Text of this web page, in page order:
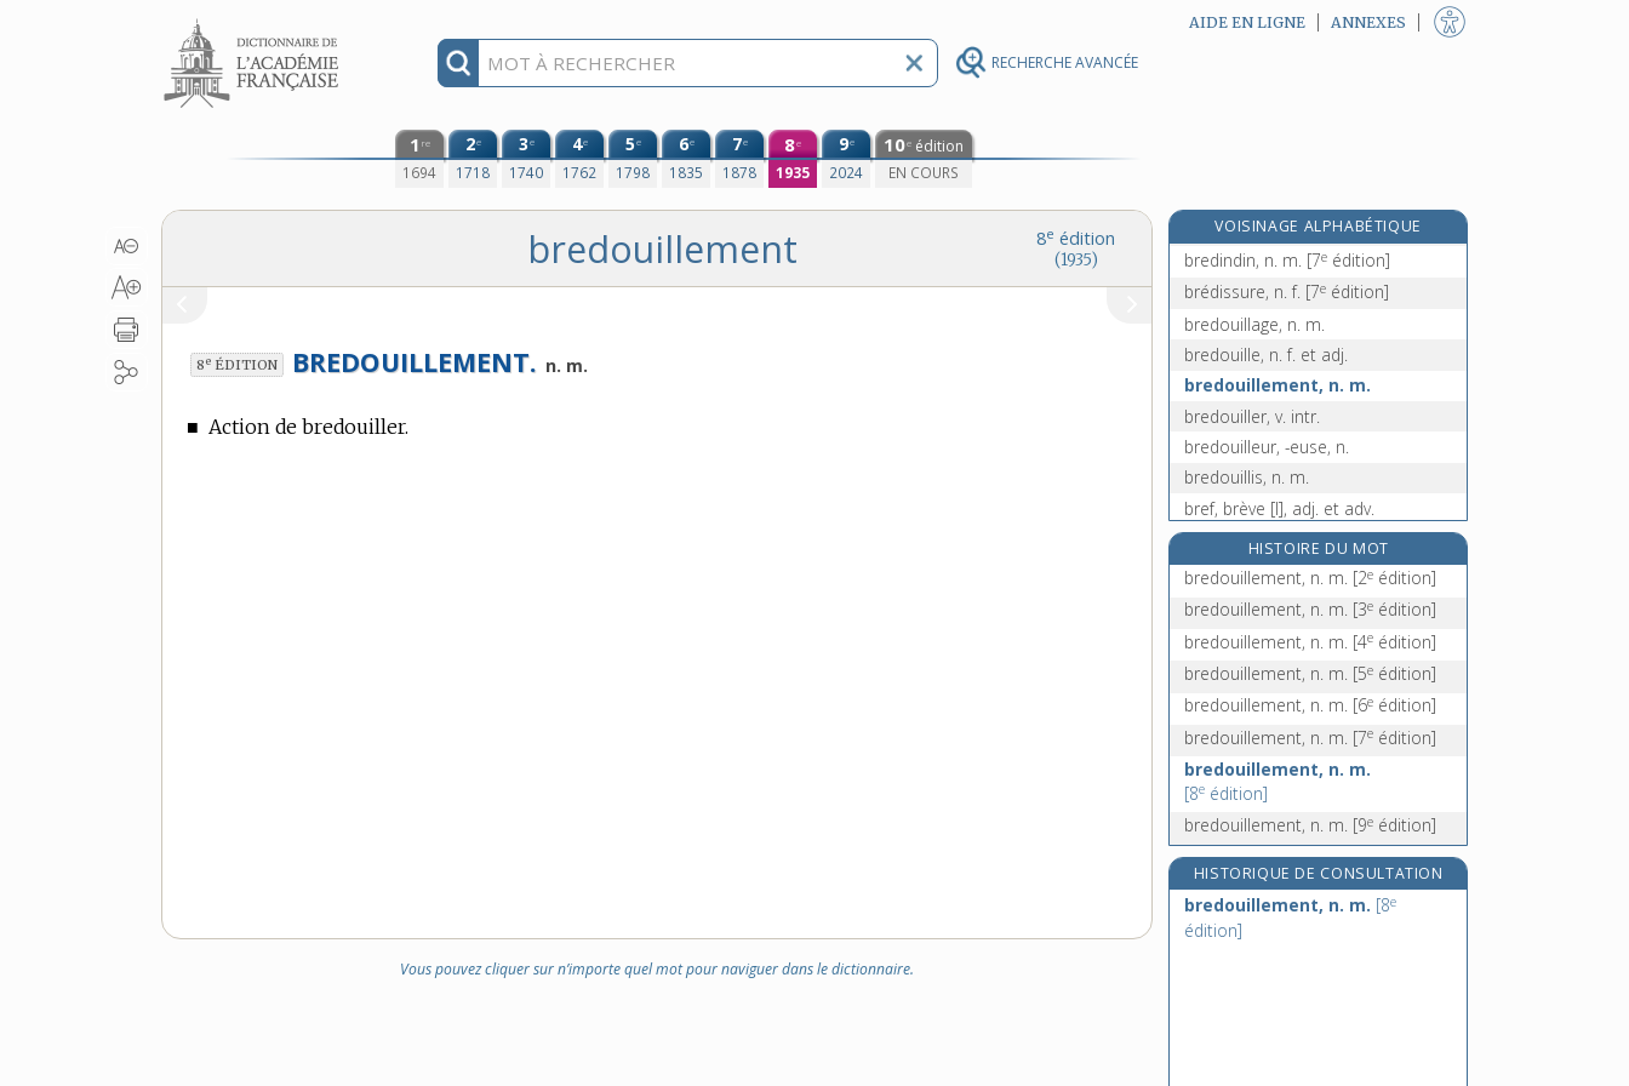
RECHERCHE AVANCÉE
Aller au contenu AIDE EN LIGNE ANNEXES
1 re
1694
2e
1718
3e
1740
4e
1762
5e
1798
6e
1835
7e
1878
8e
1935
9e
2024
10e édition
EN COURS
8e édition
(1935)
bredouillement
8e ÉDITION BREDOUILLEMENT. n. m.
■ Action de bredouiller.
Vous pouvez cliquer sur n’importe quel mot pour naviguer dans le dictionnaire.
VOISINAGE ALPHABÉTIQUE
bredi-breda, loc. adv.[8eédition]
bredindin, n. m. [7e édition]
brédissure, n. f. [7e édition]
bredouillage, n. m.
bredouille, n. f. et adj.
bredouillement, n. m.
bredouiller, v. intr.
bredouilleur, -euse, n.
bredouillis, n. m.
bref, brève [I], adj. et adv.
bref [II], n. m.
bregin, n. m.[7eédition]
bréhaigne, adj.
brelan, n. m.
brelander, v. intr.
HISTOIRE DU MOT
bredouillement, n. m. [2e édition]
bredouillement, n. m. [3e édition]
bredouillement, n. m. [4e édition]
bredouillement, n. m. [5e édition]
bredouillement, n. m. [6e édition]
bredouillement, n. m. [7e édition]
bredouillement, n. m.
[8e édition]
bredouillement, n. m. [9e édition]
HISTORIQUE DE CONSULTATION
bredouillement, n. m. [8e
édition]